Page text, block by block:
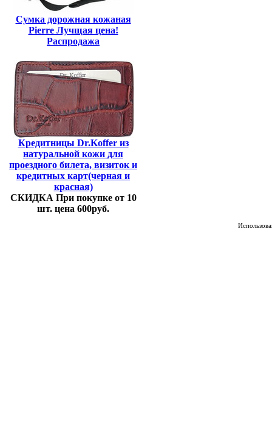
Сумка дорожная кожаная
Pierre Лучщая цена!
Распродажа
Кредитницы Dr.Koffer из
натуральной кожи для
проездного билета, визиток и
кредитных карт(черная и
красная)
СКИДКА При покупке от 10
шт. цена 600руб.